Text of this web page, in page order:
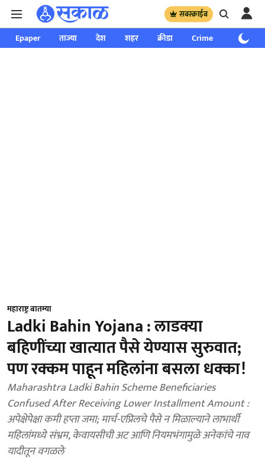
सबस्क्राईब
Epaper ताज्या देश शहर क्रीडा Crime साप्ताहिक
महाराष्ट्र बातम्या
Ladki Bahin Yojana : लाडक्या
बहिणींच्या खात्यात पैसे येण्यास सुरुवात;
पण रक्कम पाहून महिलांना बसला धक्का!
Maharashtra Ladki Bahin Scheme Beneficiaries
Confused After Receiving Lower Installment Amount :
अपेक्षेपेक्षा कमी हप्ता जमा; मार्च-एप्रिलचे पैसे न मिळाल्याने लाभार्थी
महिलांमध्ये संभ्रम, केवायसीची अट आणि नियमभंगामुळे अनेकांचे नाव
यादीतून वगळले